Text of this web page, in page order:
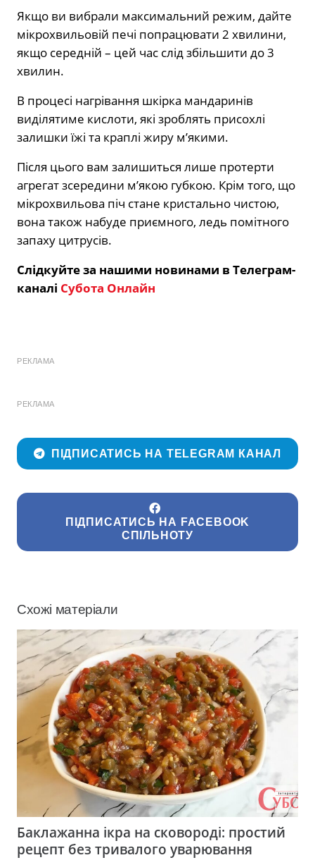
Якщо ви вибрали максимальний режим, дайте
мікрохвильовій печі попрацювати 2 хвилини,
якщо середній – цей час слід збільшити до 3
хвилин.
В процесі нагрівання шкірка мандаринів
виділятиме кислоти, які зроблять присохлі
залишки їжі та краплі жиру м’якими.
Після цього вам залишиться лише протерти
агрегат зсередини м’якою губкою. Крім того, що
мікрохвильова піч стане кристально чистою,
вона також набуде приємного, ледь помітного
запаху цитрусів.
Слідкуйте за нашими новинами в Телеграм-
каналі Субота Онлайн
РЕКЛАМА
РЕКЛАМА
ПІДПИСАТИСЬ НА TELEGRAM КАНАЛ
ПІДПИСАТИСЬ НА FACEBOOK
СПІЛЬНОТУ
Схожі матеріали
Баклажанна ікра на сковороді: простий
рецепт без тривалого уварювання